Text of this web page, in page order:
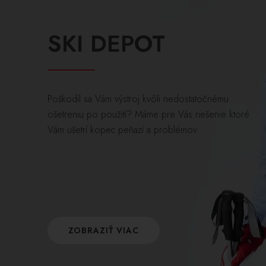
SKI DEPOT
Poškodil sa Vám výstroj kvôli nedostatočnému
ošetreniu po použití? Máme pre Vás riešenie ktoré
Vám ušetrí kopec peňazí a problémov.
ZOBRAZIŤ VIAC